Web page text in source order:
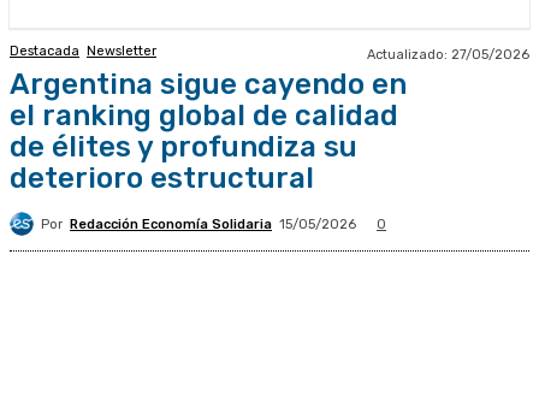
Destacada Newsletter Actualizado: 27/05/2026
Argentina sigue cayendo en
el ranking global de calidad
de élites y profundiza su
deterioro estructural
Por Redacción Economía Solidaria 15/05/2026 0